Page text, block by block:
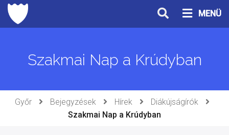
Ugrás
tartalomhoz
MENÜ
Szakmai Nap a Krúdyban
Győr Bejegyzések Hírek
Diákújságírók
Szakmai Nap a Krúdyban